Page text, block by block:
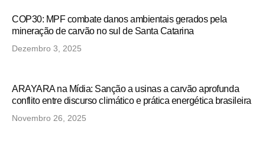
COP30: MPF combate danos ambientais gerados pela
mineração de carvão no sul de Santa Catarina
Dezembro 3, 2025
ARAYARA na Mídia: Sanção a usinas a carvão aprofunda
conflito entre discurso climático e prática energética brasileira
Novembro 26, 2025